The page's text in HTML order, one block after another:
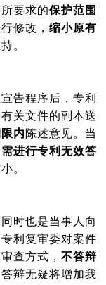
要求的保护范围
修改， 缩小原有
。
告程序后，专利
关文件的副本送
内 陈述意见。当
需进行专利无效答
。
时也是当事人向
专利复审委对案件
查方式， 不答辩
答辩无疑将增加我